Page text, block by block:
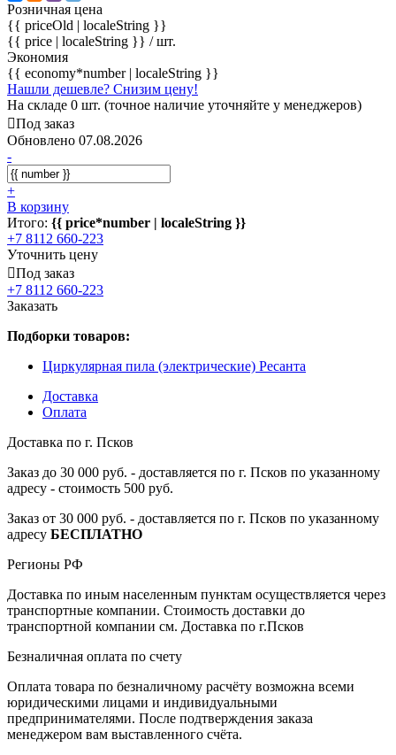
Розничная цена
{{ priceOld | localeString }}
{{ price | localeString }} / шт.
Экономия
{{ economy*number | localeString }}
Нашли дешевле? Снизим цену!
На складе 0 шт. (точное наличие уточняйте у менеджеров)
Под заказ
Обновлено 07.08.2026
-
+
В корзину
Итого: {{ price*number | localeString }}
+7 8112 660-223
Уточнить цену
Под заказ
+7 8112 660-223
Заказать
Подборки товаров:
Циркулярная пила (электрические) Ресанта
Доставка
Оплата
Доставка по г. Псков
Заказ до 30 000 руб. - доставляется по г. Псков по указанному
адресу - стоимость 500 руб.
Заказ от 30 000 руб. - доставляется по г. Псков по указанному
адресу БЕСПЛАТНО
Регионы РФ
Доставка по иным населенным пунктам осуществляется через
транспортные компании. Стоимость доставки до
транспортной компании см. Доставка по г.Псков
Безналичная оплата по счету
Оплата товара по безналичному расчёту возможна всеми
юридическими лицами и индивидуальными
предпринимателями. После подтверждения заказа
менеджером вам выставленного счёта.